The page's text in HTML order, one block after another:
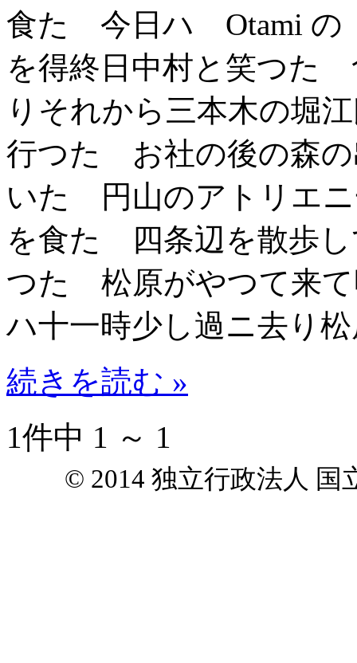
食た 今日ハ Otami の
を得終日中村と笑つた
りそれから三本木の堀
行つた お社の後の森の
いた 円山のアトリエニ
を食た 四条辺を散歩し
つた 松原がやつて来
ハ十一時少し過ニ去り
続きを読む »
1件中 1 ～ 1
© 2014 独立行政法人 国